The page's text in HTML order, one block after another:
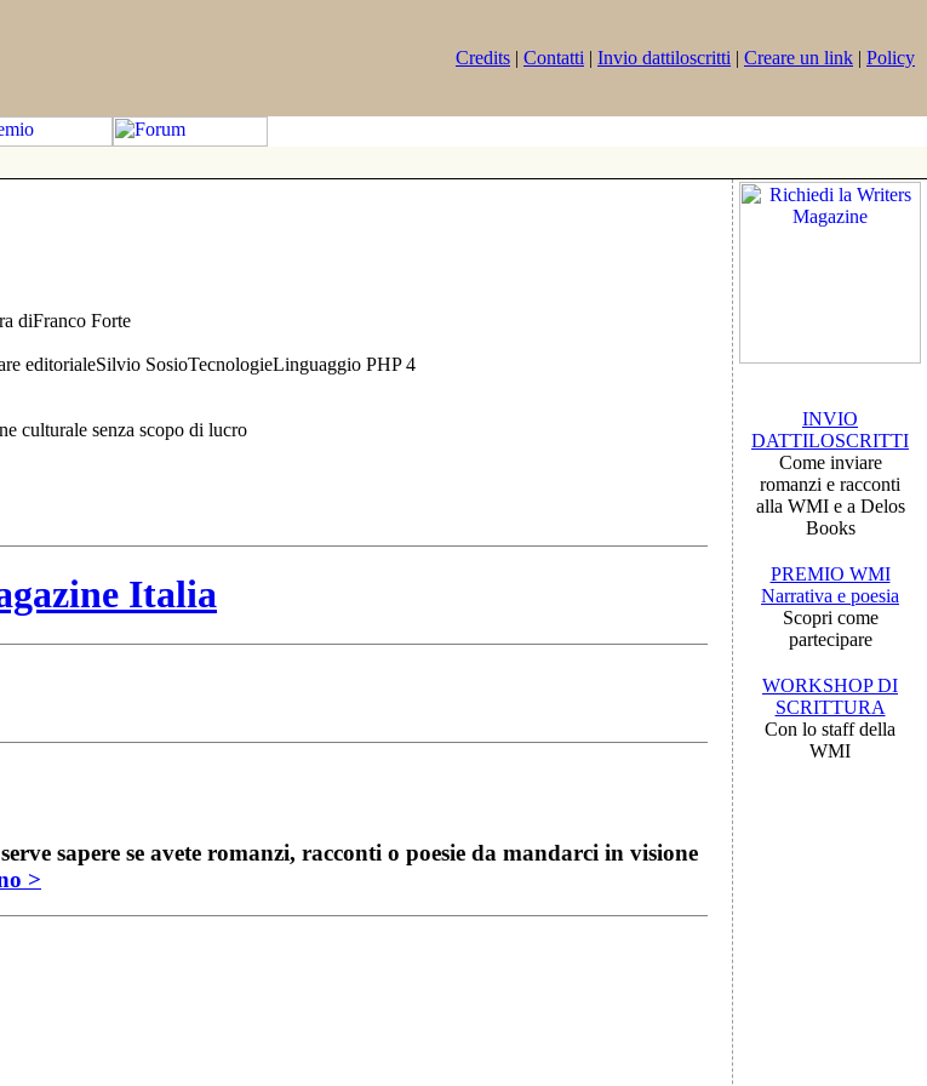
Credits | Contatti | Invio dattiloscritti | Creare un link | Policy
diFranco Forte
editorialeSilvio SosioTecnologieLinguaggio PHP 4
culturale senza scopo di lucro
Italia
sapere se avete romanzi, racconti o poesie da mandarci in visione
>
INVIO
DATTILOSCRITTI
Come inviare
romanzi e racconti
alla WMI e a Delos
Books
PREMIO WMI
Narrativa e poesia
Scopri come
partecipare
WORKSHOP DI
SCRITTURA
Con lo staff della
WMI